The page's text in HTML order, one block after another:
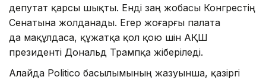
депутат қарсы шықты. Енді заң жобасы Конгрестің
Сенатына жолданады. Егер жоғарғы палата
да мақұлдаса, құжатқа қол қою үшін АҚШ
президенті Дональд Трампқа жіберіледі.
Алайда Politico басылымының жазуынша, қазіргі